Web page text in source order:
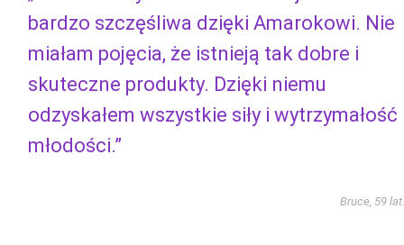
bardzo szczęśliwa dzięki Amarokowi. Nie
miałam pojęcia, że ​​istnieją tak dobre i
skuteczne produkty. Dzięki niemu
odzyskałem wszystkie siły i wytrzymałość
młodości.”
Bruce, 59 lat.